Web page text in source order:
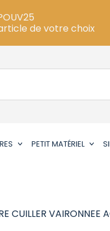
PETIT MATÉRIEL
CUILLER VAIRONNEE
de votre choix